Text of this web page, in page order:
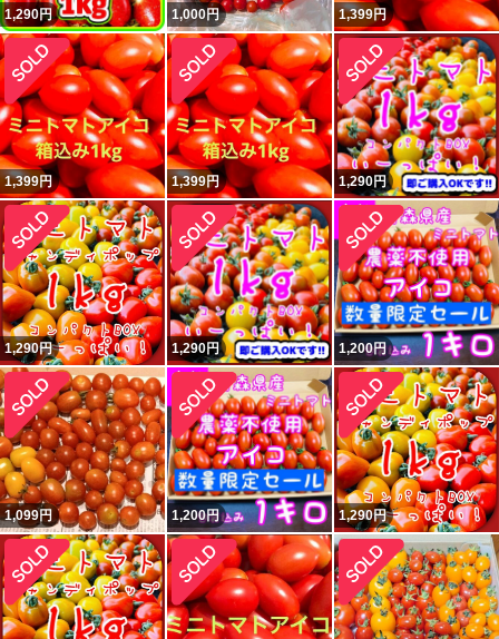
1,290円 1,000円 1,399円
1,399円 1,399円 1,290円
1,290円 1,290円 1,200円
1,099円 1,200円 1,290円